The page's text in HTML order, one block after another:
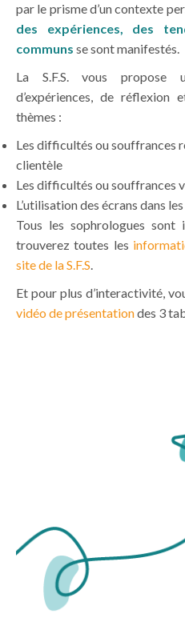
par le prisme d’un contexte
des expériences, des
communs se sont manifestés.
La S.F.S. vous propose
d’expériences, de
thèmes :
Les difficultés ou souffrances
clientèle
Les difficultés ou souffrances
L’utilisation des écrans dans
Tous les sophrologues
trouverez toutes les
site de la S.F.S.
Et pour plus d’interactivité,
vidéo de présentationdes 3